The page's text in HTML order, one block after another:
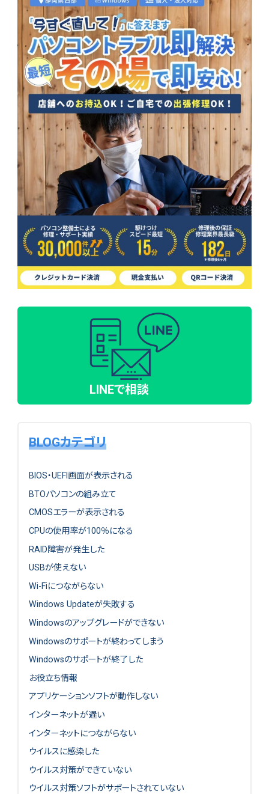
LINEで相談
BLOGカテゴリ
BIOS・UEFI画面が表示される
BTOパソコンの組み立て
CMOSエラーが表示される
CPUの使用率が100％になる
RAID障害が発生した
USBが使えない
Wi-Fiにつながらない
Windows Updateが失敗する
Windowsのアップグレードができない
Windowsのサポートが終わってしまう
Windowsのサポートが終了した
お役立ち情報
アプリケーションソフトが動作しない
インターネットが遅い
インターネットにつながらない
ウイルスに感染した
ウイルス対策ができていない
ウイルス対策ソフトがサポートされていない